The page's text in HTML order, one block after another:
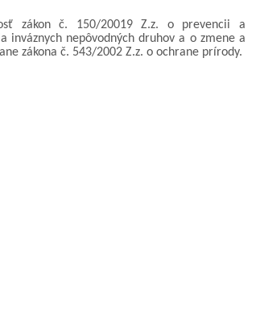
zákon č. 150/20019 Z.z. o prevencii a
inváznych nepôvodných druhov a o zmene a
zákona č. 543/2002 Z.z. o ochrane prírody.